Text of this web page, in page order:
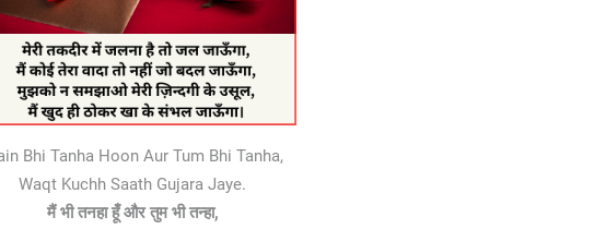
Bhi Tanha Hoon Aur Tum Bhi Tanha,
Waqt Kuchh Saath Gujara Jaye.
मैं भी तनहा हूँ और तुम भी तन्हा,